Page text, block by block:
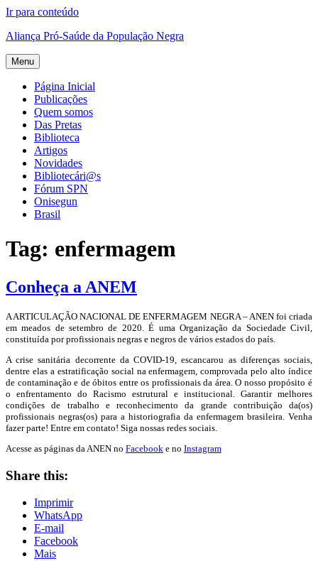
Ir para conteúdo
Aliança Pró-Saúde da População Negra
Menu
Página Inicial
Publicações
Quem somos
Das Pretas
Biblioteca
Artigos
Novidades
Bibliotecári@s
Fórum SPN
Onisegun
Brasil
Tag: enfermagem
Conheça a ANEM
A ARTICULAÇÃO NACIONAL DE ENFERMAGEM NEGRA – ANEN foi criada
em meados de setembro de 2020. É uma Organização da Sociedade Civil,
constituída por profissionais negras e negros de vários estados do país.
A crise sanitária decorrente da COVID-19, escancarou as diferenças sociais,
dentre elas a estratificação social na enfermagem, comprovada pelo alto índice
de contaminação e de óbitos entre os profissionais da área. O nosso propósito é
o enfrentamento do Racismo estrutural e institucional. Garantir melhores
condições de trabalho e reconhecimento da grande contribuição da(os)
profissionais negras(os) para a historiografia da enfermagem brasileira. Venha
fazer parte! Entre em contato! Siga nossas redes sociais.
Acesse as páginas da ANEN no Facebook e no Instagram
Share this:
Imprimir
WhatsApp
E-mail
Facebook
Mais